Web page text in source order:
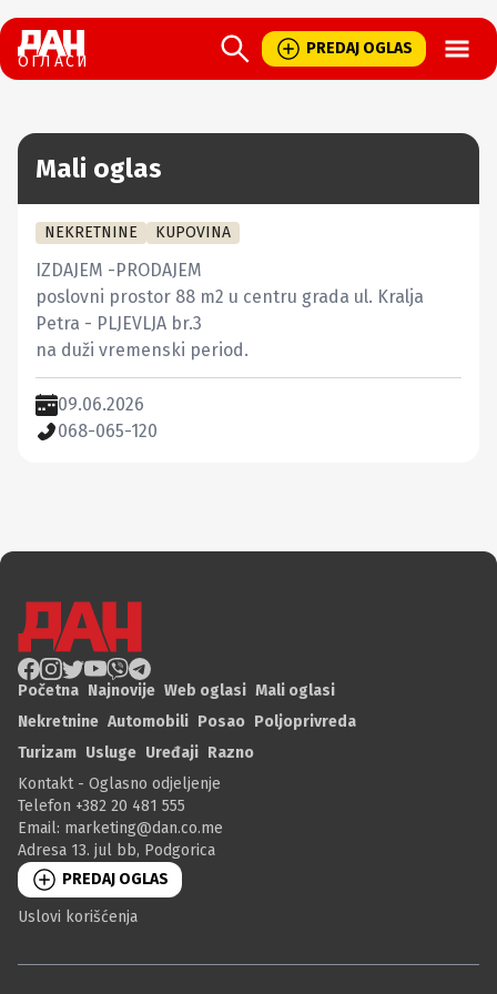
ОГЛАСИ
PREDAJ OGLAS
Mali oglas
NEKRETNINE KUPOVINA
IZDAJEM -PRODAJEM
poslovni prostor 88 m2 u centru grada ul. Kralja
Petra - PLJEVLJA br.3
na duži vremenski period.
09.06.2026
068-065-120
Početna Najnovije Web oglasi Mali oglasi
Nekretnine Automobili Posao Poljoprivreda
Turizam Usluge Uređaji Razno
Kontakt - Oglasno odjeljenje
Telefon +382 20 481 555
Email: marketing@dan.co.me
Adresa 13. jul bb, Podgorica
PREDAJ OGLAS
Uslovi korišćenja